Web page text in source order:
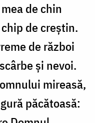
de chin
de creștin.
de război
și nevoi.
mireasă,
păcătoasă: